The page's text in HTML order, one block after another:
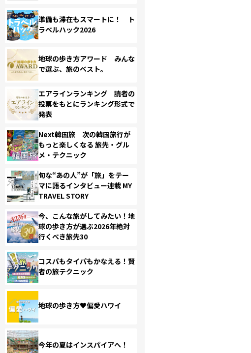
準備も滞在もスマートに！ ト
ラベルハック2026
地球の歩き方アワード みんな
で選ぶ、旅のベスト。
エアラインランキング 読者の
投票をもとにランキング形式で
発表
Next韓国旅 次の韓国旅行が
もっと楽しくなる 旅先・グル
メ・テクニック
旬な“あの人”が「旅」をテー
マに語るインタビュー連載 MY
TRAVEL STORY
今、こんな旅がしてみたい！地
球の歩き方が選ぶ2026年絶対
行くべき旅先30
コスパもタイパもかなえる！賢
者の旅テクニック
地球の歩き方♥偏愛ハワイ
今年の夏はインスパイアへ！